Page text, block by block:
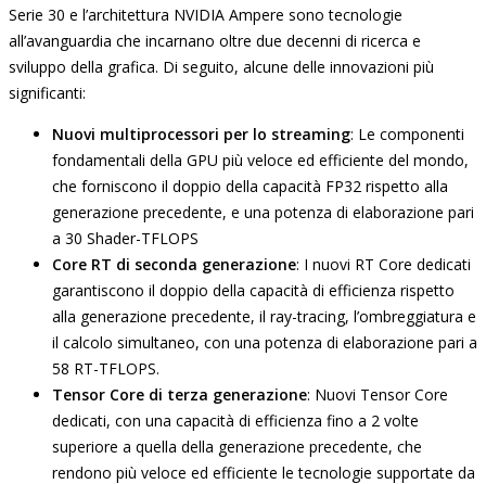
Serie 30 e l’architettura NVIDIA Ampere sono tecnologie
all’avanguardia che incarnano oltre due decenni di ricerca e
sviluppo della grafica. Di seguito, alcune delle innovazioni più
significanti:
Nuovi multiprocessori per lo streaming: Le componenti
fondamentali della GPU più veloce ed efficiente del mondo,
che forniscono il doppio della capacità FP32 rispetto alla
generazione precedente, e una potenza di elaborazione pari
a 30 Shader-TFLOPS
Core RT di seconda generazione: I nuovi RT Core dedicati
garantiscono il doppio della capacità di efficienza rispetto
alla generazione precedente, il ray-tracing, l’ombreggiatura e
il calcolo simultaneo, con una potenza di elaborazione pari a
58 RT-TFLOPS.
Tensor Core di terza generazione: Nuovi Tensor Core
dedicati, con una capacità di efficienza fino a 2 volte
superiore a quella della generazione precedente, che
rendono più veloce ed efficiente le tecnologie supportate da